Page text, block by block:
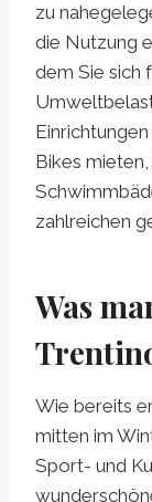
zu
die Nutzung
dem Sie sich
Bikes
zahlreichen
Was
Wie bereits
mitten im
Sport- und